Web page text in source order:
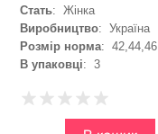
Стать: Жінка
Виробництво: Україна
Розмір норма: 42,44,46
В упаковці: 3